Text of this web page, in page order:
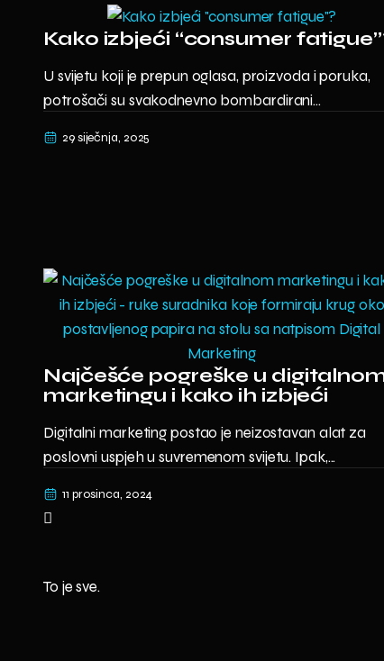
Kako izbjeći “consumer
U svijetu koji je prepun oglasa, proizvoda i poruka,
potrošači su svakodnevno bombardirani...
29 siječnja, 2025
Najčešće pogreške u
marketingu i kako ih izbjeći
Digitalni marketing postao je neizostavan alat za
poslovni uspjeh u suvremenom svijetu. Ipak,...
11 prosinca, 2024
To je sve.